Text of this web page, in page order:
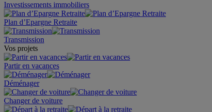
Investissements immobiliers
Plan d’Epargne Retraite
Transmission
Vos projets
Partir en vacances
Déménager
Changer de voiture